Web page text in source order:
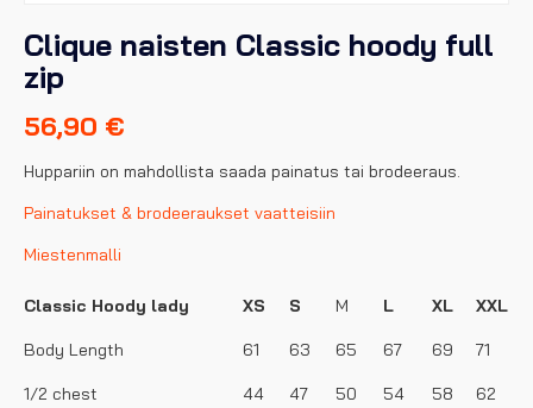
Clique naisten Classic hoody full
zip
56,90 €
Huppariin on mahdollista saada painatus tai brodeeraus.
Painatukset & brodeeraukset vaatteisiin
Miestenmalli
Classic Hoody lady XS S M L XL XXL
Body Length 61 63 65 67 69 71
1/2 chest 44 47 50 54 58 62